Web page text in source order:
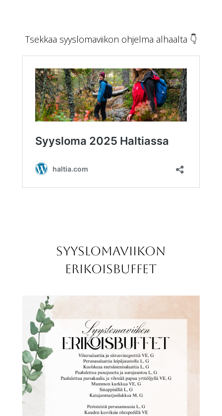
Tsekkaa syyslomaviikon ohjelma alhaalta 👇
Syyslomaviikon
erikoisbuffet